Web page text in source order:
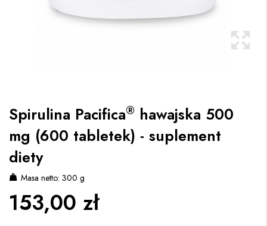
Spirulina Pacifica® hawajska 500
mg (600 tabletek) - suplement
diety
Masa netto: 300 g
153,00 zł